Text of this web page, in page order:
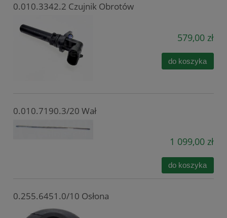
0.010.3342.2 Czujnik Obrotów
579,00 zł
do koszyka
0.010.7190.3/20 Wał
1 099,00 zł
do koszyka
0.255.6451.0/10 Osłona